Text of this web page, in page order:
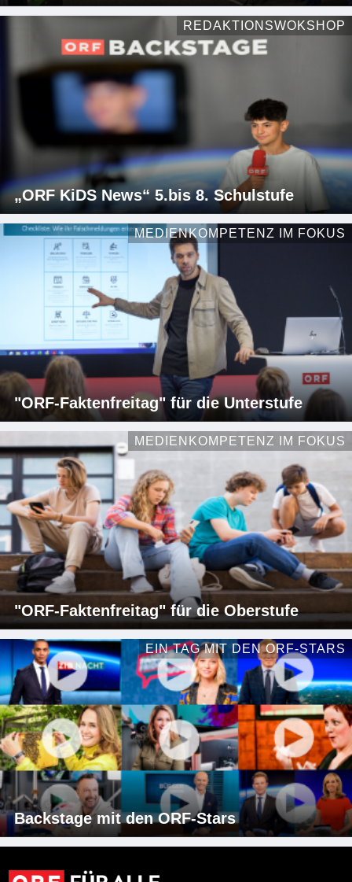
„ORF KiDS News“ 5.bis 8. Schulstufe
REDAKTIONSWOKSHOP
"ORF-Faktenfreitag" für die Unterstufe
MEDIENKOMPETENZ IM FOKUS
"ORF-Faktenfreitag" für die Oberstufe
MEDIENKOMPETENZ IM FOKUS
Backstage mit den ORF-Stars
EIN TAG MIT DEN ORF-STARS